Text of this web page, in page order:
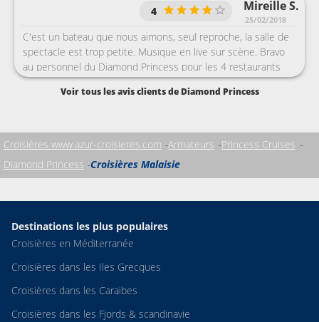
Mireille S.
25/02/2018
4
C'est un bateau que nous aimons, seul reproche, la salle de
spectacle est trop petite. Musique en live sur scène. Bravo
au personnel du Diamond Princess pour les 4 restaurants
any time, cuisine de qualité et soignée. Cabine pratique, il y a
du rangement.Voir tous les avis clients de Diamond Princess
Croisières www.azur-croisieres.com Armateurs Princess Cruises
Diamond Princess Croisières Malaisie
Destinations les plus populaires
Croisières en Méditerranée
Croisières dans les Iles Grecques
Croisières dans les Caraibes
Croisières dans les Fjords & scandinavie